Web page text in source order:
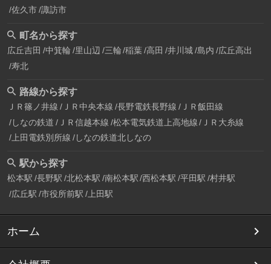
佐久市 諏訪市
町名から探す
広丘吉田 中箕輪 里山辺 三輪 稲葉 高田 井川城 島内 広丘高出
寿北
路線から探す
ＪＲ篠ノ井線 ＪＲ中央本線 長野電鉄長野線 ＪＲ飯田線
しなの鉄道 ＪＲ信越本線 松本電気鉄道上高地線
ＪＲ大糸線
上田電鉄別所線 しなの鉄道北しなの
駅から探す
松本駅 長野駅 北松本駅 南松本駅 西松本駅 平田駅 村井駅
広丘駅 市役所前駅 上田駅
ホーム